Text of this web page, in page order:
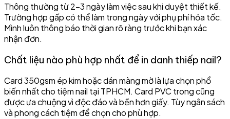
Thông thường từ 2–3 ngày làm việc sau khi duyệt thiết kế.
Trường hợp gấp có thể làm trong ngày với phụ phí hỏa tốc.
Mình luôn thông báo thời gian rõ ràng trước khi bạn xác
nhận đơn.
Chất liệu nào phù hợp nhất để in danh thiếp nail?
Card 350gsm ép kim hoặc dán màng mờ là lựa chọn phổ
biến nhất cho tiệm nail tại TPHCM. Card PVC trong cũng
được ưa chuộng vì độc đáo và bền hơn giấy. Tùy ngân sách
và phong cách tiệm để chọn cho phù hợp.